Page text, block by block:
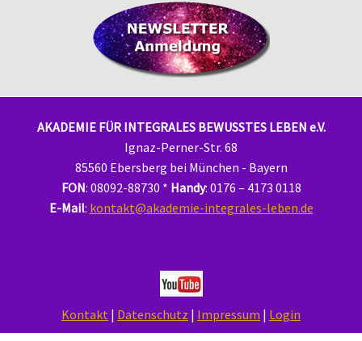
AKADEMIE FÜR INTEGRALES BEWUSSTES LEBEN e.V.
Ignaz-Perner-Str. 68
85560 Ebersberg bei München - Bayern
FON: 08092-88730 * Handy: 0176 – 4173 0118
E-Mail: kontakt@akademie-integrales-leben.de
Kontakt | Datenschutz | Impressum | Login